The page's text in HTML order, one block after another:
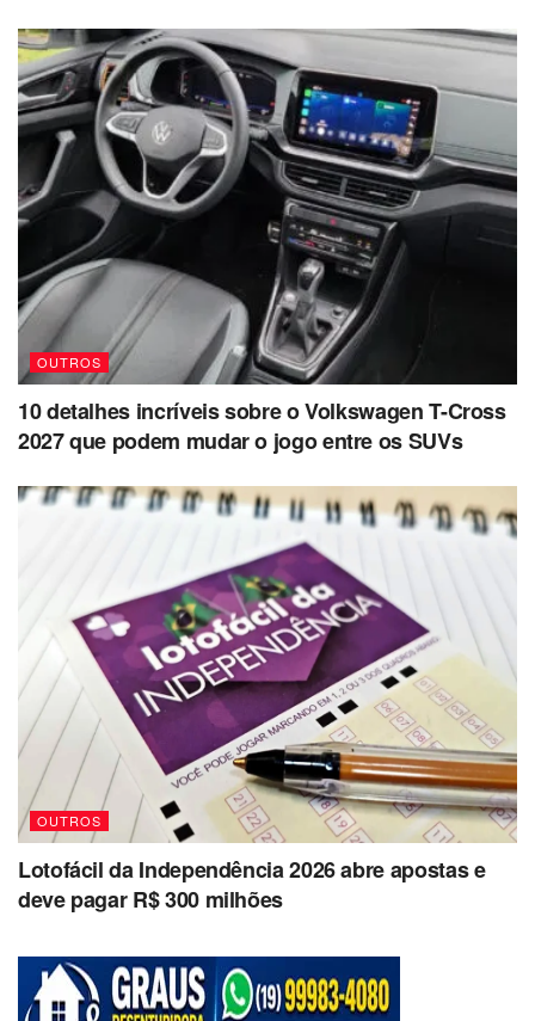
OUTROS
10 detalhes incríveis sobre o Volkswagen T-Cross
2027 que podem mudar o jogo entre os SUVs
OUTROS
Lotofácil da Independência 2026 abre apostas e
deve pagar R$ 300 milhões